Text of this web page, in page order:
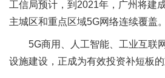
工信局预计，到2021年，广州将建
主城区和重点区域5G网络连续覆盖。
5G商用、人工智能、工业互联
设施建设，正成为有效投资补短板的